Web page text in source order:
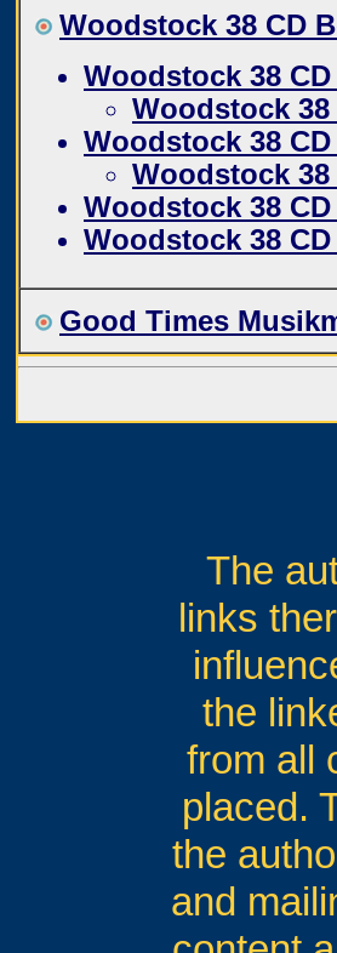
Woodstock 38 CD
Woodstock 38
Woodstock 38
Woodstock 38
Woodstock 38
Woodstock 38
Woodstock 38
Good Times
The
links
the
from all
placed.
the
and